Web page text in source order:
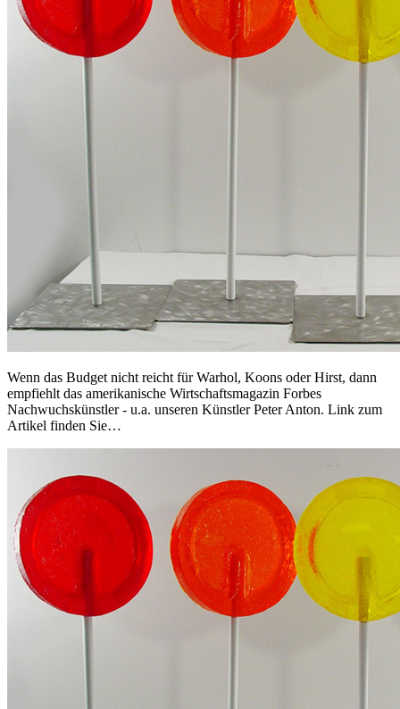
Wenn das Budget nicht reicht für Warhol, Koons oder Hirst, dann
empfiehlt das amerikanische Wirtschaftsmagazin Forbes
Nachwuchskünstler - u.a. unseren Künstler Peter Anton. Link zum
Artikel finden Sie…